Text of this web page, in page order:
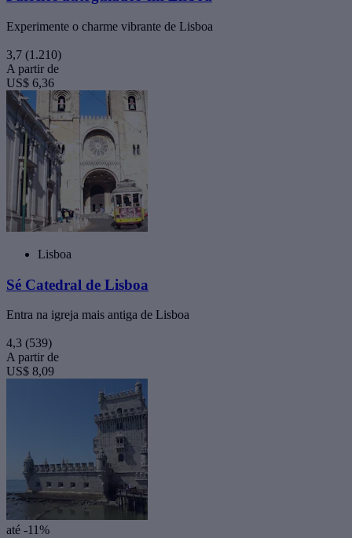
Experimente o charme vibrante de Lisboa
3,7 (1.210)
A partir de
US$ 6,36
Lisboa
Sé Catedral de Lisboa
Entra na igreja mais antiga de Lisboa
4,3 (539)
A partir de
US$ 8,09
até -11%